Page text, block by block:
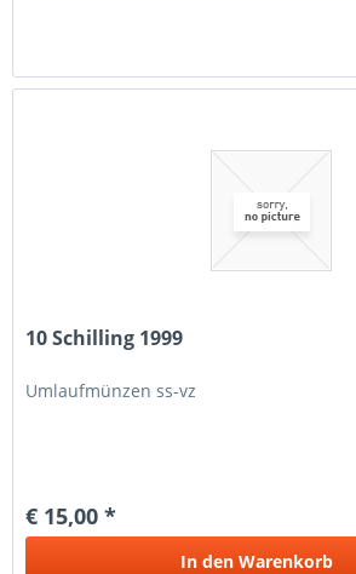
10 Schilling 1999
Umlaufmünzen ss-vz
€ 15,00 *
In den Warenkorb